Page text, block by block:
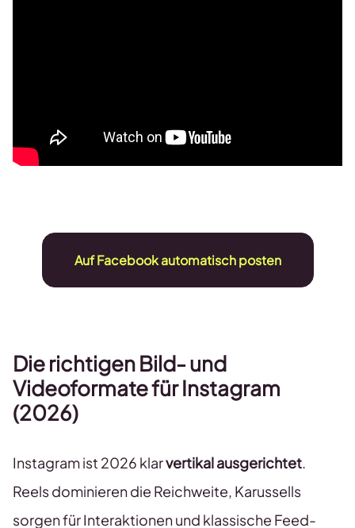
Auf Facebook automatisch posten
Die richtigen Bild- und
Videoformate fürInstagram
(2026)
Instagram ist 2026 klarvertikal ausgerichtet.
Reels dominieren die Reichweite, Karussells
sorgen für Interaktionen und klassische Feed-